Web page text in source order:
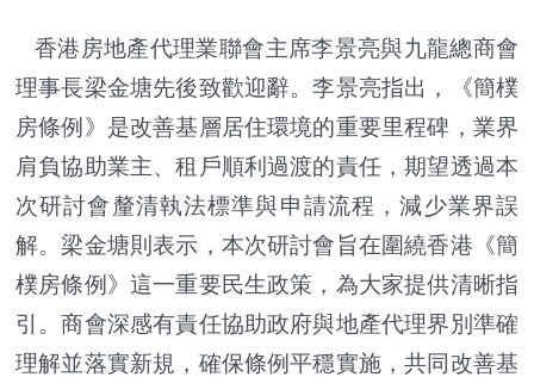
香港房地產代理業聯會主席李景亮與九龍總商會
理事長梁金塘先後致歡迎辭。李景亮指出，《簡樸
房條例》是改善基層居住環境的重要里程碑，業界
肩負協助業主、租戶順利過渡的責任，期望透過本
次研討會釐清執法標準與申請流程，減少業界誤
解。梁金塘則表示，本次研討會旨在圍繞香港《簡
樸房條例》這一重要民生政策，為大家提供清晰指
引。商會深感有責任協助政府與地產代理界別準確
理解並落實新規，確保條例平穩實施，共同改善基